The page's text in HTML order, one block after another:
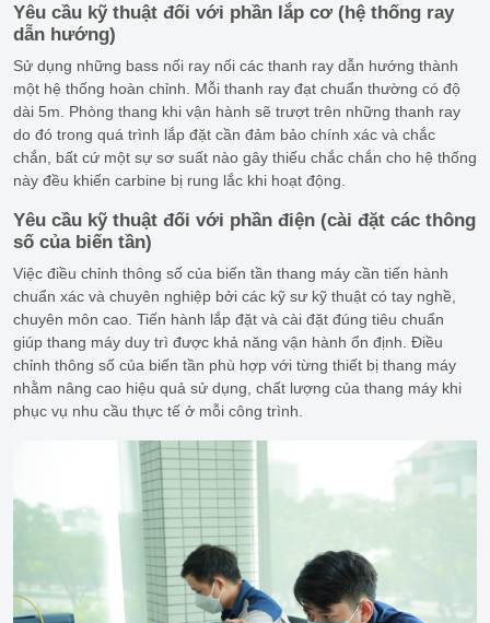
Yêu cầu kỹ thuật đối với phần lắp cơ (hệ thống ray
dẫn hướng)
Sử dụng những bass nối ray nối các thanh ray dẫn hướng thành
một hệ thống hoàn chỉnh. Mỗi thanh ray đạt chuẩn thường có độ
dài 5m. Phòng thang khi vận hành sẽ trượt trên những thanh ray
do đó trong quá trình lắp đặt cần đảm bảo chính xác và chắc
chắn, bất cứ một sự sơ suất nào gây thiếu chắc chắn cho hệ thống
này đều khiến carbine bị rung lắc khi hoạt động.
Yêu cầu kỹ thuật đối với phần điện (cài đặt các thông
số của biến tần)
Việc điều chỉnh thông số của biến tần thang máy cần tiến hành
chuẩn xác và chuyên nghiệp bởi các kỹ sư kỹ thuật có tay nghề,
chuyên môn cao. Tiến hành lắp đặt và cài đặt đúng tiêu chuẩn
giúp thang máy duy trì được khả năng vận hành ổn định. Điều
chỉnh thông số của biến tần phù hợp với từng thiết bị thang máy
nhằm nâng cao hiệu quả sử dụng, chất lượng của thang máy khi
phục vụ nhu cầu thực tế ở mỗi công trình.